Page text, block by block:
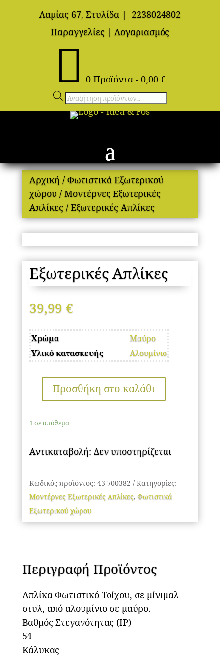
Λαμίας 67, Στυλίδα |
2238024802
Παραγγελίες | Λογαριασμός
 0 Προϊόντα - 0,00 €
Αναζήτηση
προϊόντων
Αρχική / Φωτιστικά Εξωτερικού
χώρου / Μοντέρνες Εξωτερικές
Απλίκες/ Εξωτερικές Απλίκες
Εξωτερικές Απλίκες
39,99 €
Χρώμα
Μαύρο
Υλικό κατασκευής
Αλουμίνιο
Εξωτερικές
ποσότητα
Προσθήκη στο καλάθι
1 σε απόθεμα
Αντικαταβολή: Δεν υποστηρίζεται
Κωδικός προϊόντος: 43-700382
Κατηγορίες:
Μοντέρνες Εξωτερικές Απλίκες, Φωτιστικά
Εξωτερικού χώρου
Περιγραφή Προϊόντος
Απλίκα Φωτιστικό Τοίχου, σε μίνιμαλ
στυλ, από αλουμίνιο σε μαύρο.
Βαθμός Στεγανότητας (IP)
54
Κάλυκας